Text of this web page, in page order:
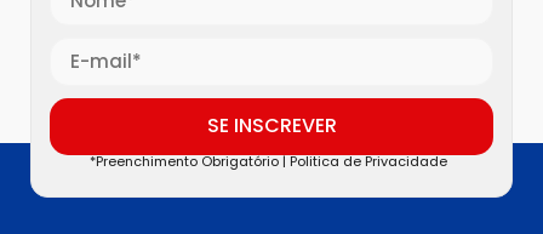
SE INSCREVER
*Preenchimento Obrigatório |Politica de Privacidade